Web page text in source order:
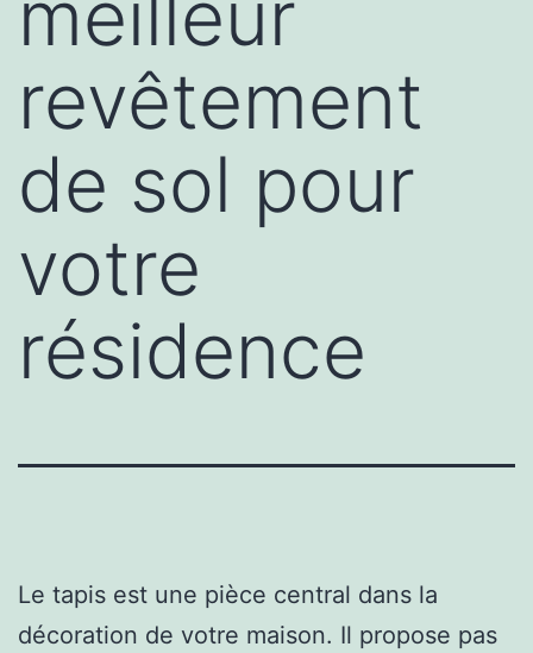
revêtement
de sol pour
votre
résidence
Le tapis est une pièce central dans la
décoration de votre maison. Il propose pas